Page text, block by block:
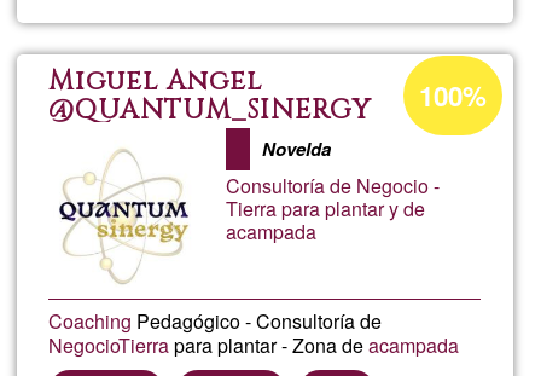
una
Miguel Angel
@QUANTUM_SINERGY
Novelda
Consultoría de Negocio -
Tierra para plantar y de
acampada
Coaching Pedagógico - Consultoría de
NegocioTierrapara plantar - Zona deacampada
Percentatge
d'acceptació
de
G1
100%